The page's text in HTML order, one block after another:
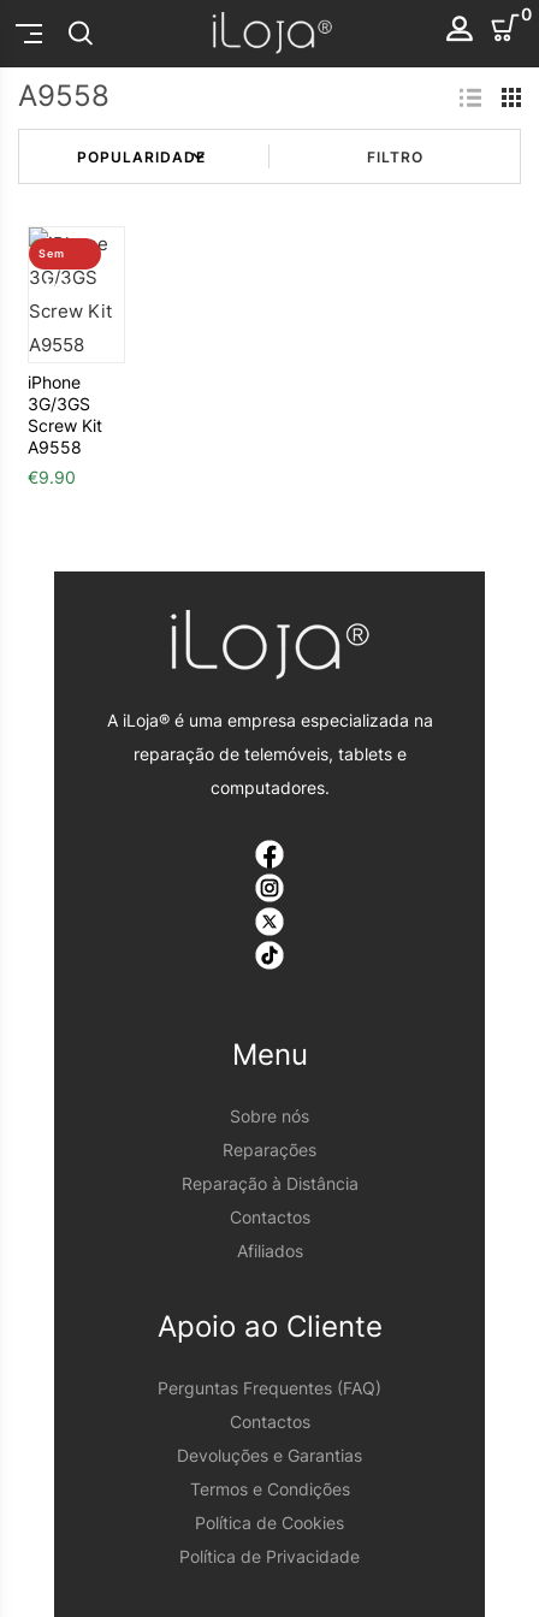
0
A9558
FILTRO
Sem
stock
iPhone
3G/3GS
Screw Kit
A9558
€9.90
A iLoja® é uma empresa especializada na
reparação de telemóveis, tablets e
computadores.
Menu
Sobre nós
Reparações
Reparação à Distância
Contactos
Afiliados
Apoio ao Cliente
Perguntas Frequentes (FAQ)
Contactos
Devoluções e Garantias
Termos e Condições
Política de Cookies
Política de Privacidade